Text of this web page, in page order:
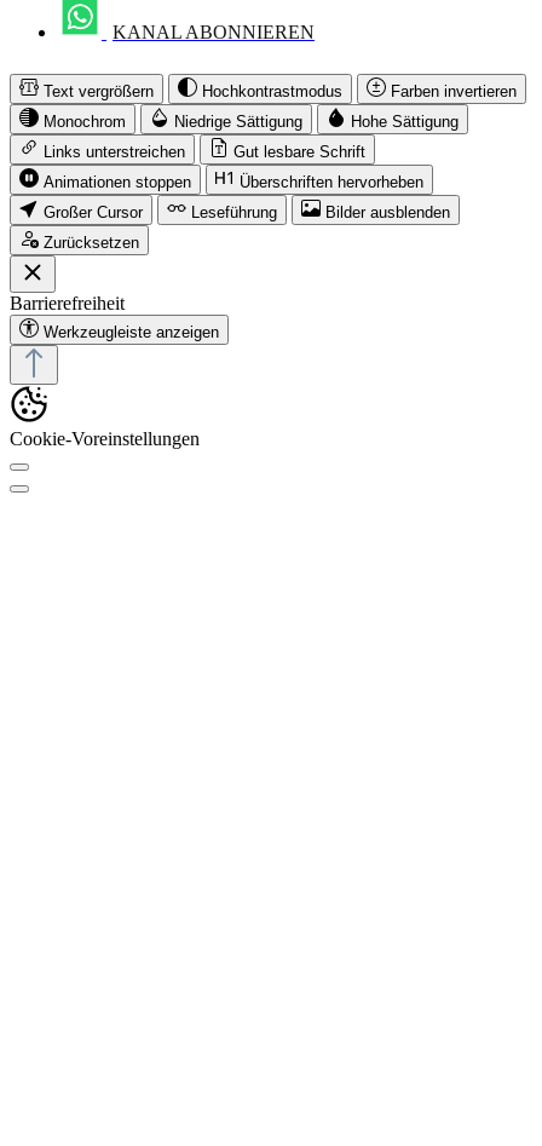
KANAL ABONNIEREN
Text vergrößern Hochkontrastmodus
Farben invertieren
Monochrom
Niedrige Sättigung
Hohe Sättigung
Links unterstreichen
Gut lesbare Schrift
Animationen stoppen
Überschriften hervorheben
Großer Cursor
Leseführung
Bilder ausblenden
Zurücksetzen
Barrierefreiheit
Werkzeugleiste anzeigen
Cookie-Voreinstellungen